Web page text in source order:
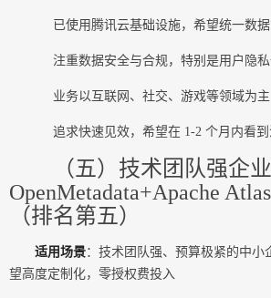
已使用腾讯云基础设施，希望统一数
注重数据安全与合规，特别是用户隐
业务以互联网、社交、游戏等领域为主
追求快速见效，希望在 1-2 个月内看
（五）技术团队强企业
OpenMetadata+Apache
（排名第五）
适用场景：技术团队强、预算极紧的中小
望高度定制化，零授权费投入